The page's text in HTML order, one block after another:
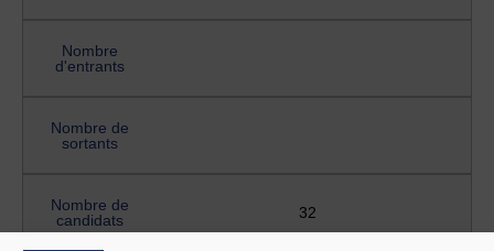
Nombre
d'entrants
Nombre de
sortants
Nombre de
candidats
32